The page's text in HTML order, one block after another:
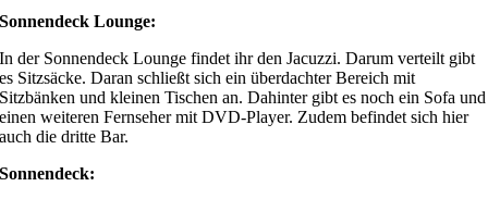
Sonnendeck Lounge:
In der Sonnendeck Lounge findet ihr den Jacuzzi. Darum verteilt gibt
es Sitzsäcke. Daran schließt sich ein überdachter Bereich mit
Sitzbänken und kleinen Tischen an. Dahinter gibt es noch ein Sofa und
einen weiteren Fernseher mit DVD-Player. Zudem befindet sich hier
auch die dritte Bar.
Sonnendeck: